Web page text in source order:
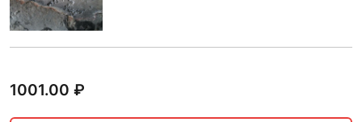
1001.00 ₽